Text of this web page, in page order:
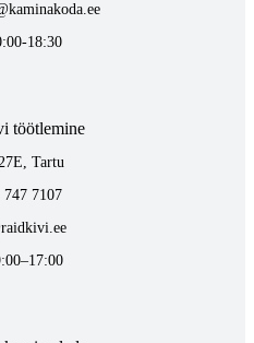
18:30
töötlemine
Tartu
7107